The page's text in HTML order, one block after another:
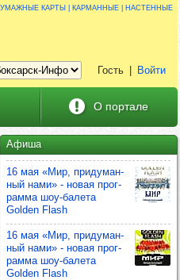
Афиша
16 мая «Мир, при­ду­ман­
ный нами» - новая прог­
рамма шоу‑балета
Golden Flash
16 мая «Мир, при­ду­ман­
ный нами» - новая прог­
рамма шоу‑балета
Golden Flash
карты | карманные | настенные
Гость Войти
О портале